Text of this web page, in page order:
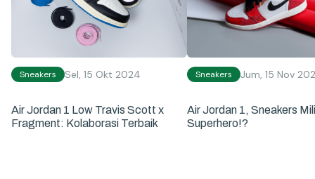
Sneakers Sel, 15 Okt 2024
Air Jordan 1 Low Travis Scott x
Fragment: Kolaborasi Terbaik
Sneakers Jum, 15 Nov
Air Jordan 1, Sneakers
Superhero!?